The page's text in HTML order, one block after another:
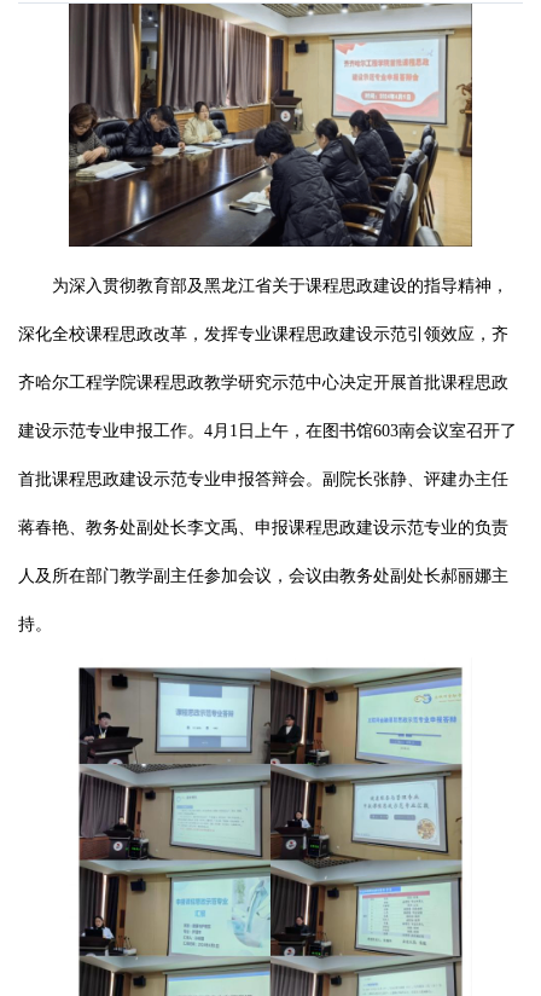
为深入贯彻教育部及黑龙江省关于课程思政建设的指导精神，
深化全校课程思政改革，发挥专业课程思政建设示范引领效应，齐
齐哈尔工程学院课程思政教学研究示范中心决定开展首批课程思政
建设示范专业申报工作。 4月1日上午，在图书馆603南会议室召开了
首批课程思政建设示范专业申报答辩会。副院长张静、评建办主任
蒋春艳、教务处副处长李文禹、申报课程思政建设示范专业的负责
人及所在部门教学副主任参加会议，会议由教务处副处长郝丽娜主
持。